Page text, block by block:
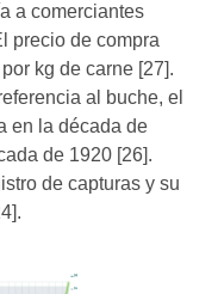
a comerciantes
precio de compra
kg de carne [27].
al buche, el
en la década de
de 1920 [26].
de capturas y su